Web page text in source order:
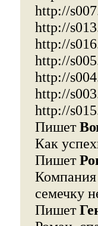
http://
http://
http://
http://
http://
http://
http://
Пишет
Как
Пишет
Компания
семечку
Пишет